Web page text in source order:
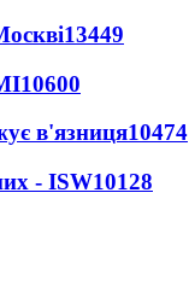
13449
10600
в'язниця10474
- ISW10128